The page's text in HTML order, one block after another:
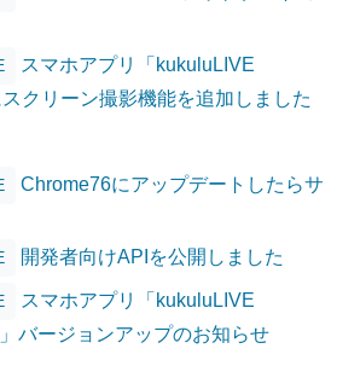
スマホアプリ「kukuluLIVE
クリーン撮影機能を追加しました
Chrome76にアップデートしたらサ
開発者向けAPIを公開しました
スマホアプリ「kukuluLIVE
バージョンアップのお知らせ